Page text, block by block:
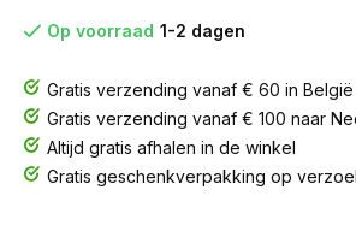
Op voorraad 1-2 dagen
Gratis verzending vanaf € 60 in België
Gratis verzending vanaf € 100 naar
Altijd gratis afhalen in de winkel
Gratis geschenkverpakking op